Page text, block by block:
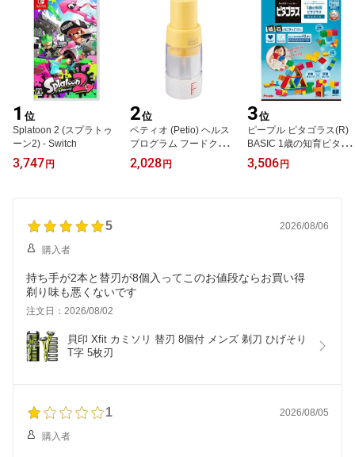
1 位
Splatoon 2 (スプラトゥ
ーン2) - Switch
3,747 円
2位
ペティオ (Petio) ヘルス
プログラム フードクラッ
シャー ハンディ ペット
用 1個
2,028 円
3位
ピープル ピタゴラス(R)
BASIC 1歳の知育ピタゴ
ラス(R) [1歳] から 遊べる
つくれる ひらめきが育つ
3,506 円
5 2026/08/06
購入者
持ち手が2本と替刃が8個入ってこのお値段ならお買い得
剃り味も悪くないです
注文日：2026/08/02
貝印 Xfit カミソリ 替刃 8個付 メンズ 剃刀 ひげそり
T字 5枚刃
1 2026/08/05
購入者